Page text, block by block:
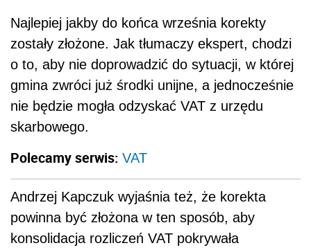
Najlepiej jakby do końca września korekty
zostały złożone. Jak tłumaczy ekspert, chodzi
o to, aby nie doprowadzić do sytuacji, w której
gmina zwróci już środki unijne, a jednocześnie
nie będzie mogła odzyskać VAT z urzędu
skarbowego.
Polecamy serwis: VAT
Andrzej Kapczuk wyjaśnia też, że korekta
powinna być złożona w ten sposób, aby
konsolidacja rozliczeń VAT pokrywała